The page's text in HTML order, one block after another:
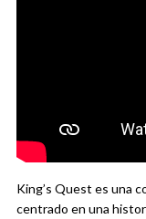
King’s Quest es una
centrado en una